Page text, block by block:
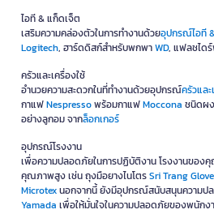
ไอที & แก็ดเจ็ต
เสริมความคล่องตัวในการทำงานด้วยอุปกรณ์ไอที
Logitech, ฮาร์ดดิสก์สำหรับพกพาWD, แฟลชได
ครัวและเครื่องใช้
อำนวยความสะดวกในที่ทำงานด้วยอุปกรณ์ครัวและ
กาแฟNespressoพร้อมกาแฟMoccona ชนิดผ
อย่างลูกอม จากล็อกเกอร์
อุปกรณ์โรงงาน
เพื่อความปลอดภัยในการปฏิบัติงาน โรงงานของ
คุณภาพสูง เช่น ถุงมือยางไนโตรSri Trang
Microtexนอกจากนี้ ยังมีอุปกรณ์สนับสนุนความป
Yamada เพื่อให้มั่นใจในความปลอดภัยของพนักง